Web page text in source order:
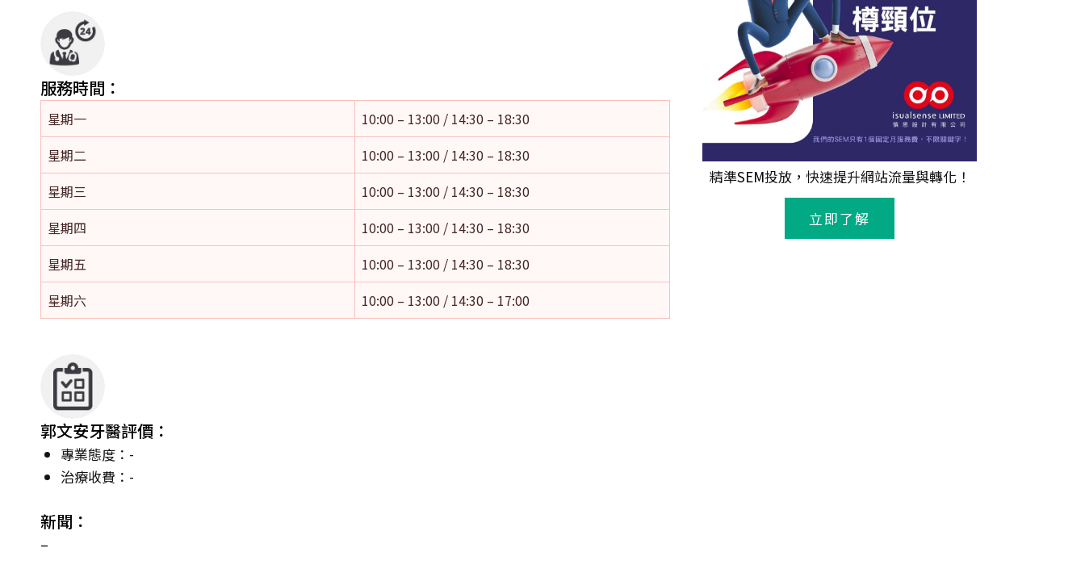
服務時間：
星期一
10:00 – 13:00 / 14:30 – 18:30
星期二
10:00 – 13:00 / 14:30 – 18:30
星期三
10:00 – 13:00 / 14:30 – 18:30
星期四
10:00 – 13:00 / 14:30 – 18:30
星期五
10:00 – 13:00 / 14:30 – 18:30
星期六
10:00 – 13:00 / 14:30 – 17:00
郭文安牙醫評價：
專業態度：-
治療收費：-
新聞：
–
精準SEM投放，快速提升網站流量與轉化！
立即了解